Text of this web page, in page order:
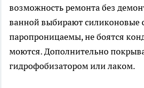
возможность ремонта без
ванной выбирают силиконовые
паропроницаемы, не боятся
моются. Дополнительно
гидрофобизатором или лаком.